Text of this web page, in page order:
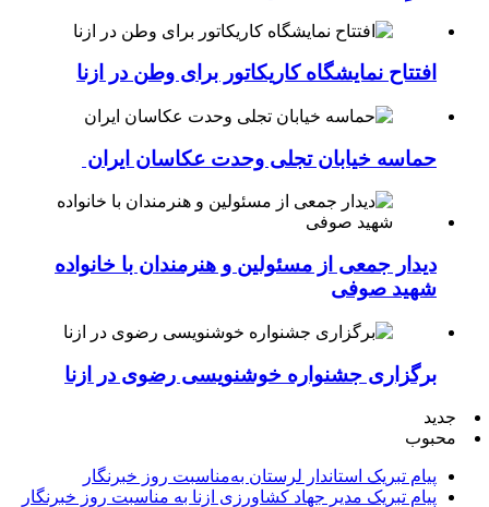
افتتاح نمایشگاه کاریکاتور برای وطن در ازنا
حماسه خیابان تجلی وحدت عکاسان ایران
دیدار جمعی از مسئولین و هنرمندان با خانواده
شهید صوفی
برگزاری جشنواره خوشنویسی رضوی در ازنا
جدید
محبوب
پیام تبریک استاندار لرستان به‌مناسبت روز خبرنگار
پیام تبریک مدیر جهاد کشاورزی ازنا به مناسبت روز خبرنگار